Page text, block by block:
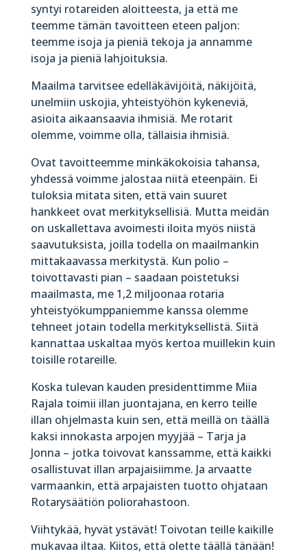
syntyi rotareiden aloitteesta, ja että me
teemme tämän tavoitteen eteen paljon:
teemme isoja ja pieniä tekoja ja annamme
isoja ja pieniä lahjoituksia.
Maailma tarvitsee edelläkävijöitä, näkijöitä,
unelmiin uskojia, yhteistyöhön kykeneviä,
asioita aikaansaavia ihmisiä. Me rotarit
olemme, voimme olla, tällaisia ihmisiä.
Ovat tavoitteemme minkäkokoisia tahansa,
yhdessä voimme jalostaa niitä eteenpäin. Ei
tuloksia mitata siten, että vain suuret
hankkeet ovat merkityksellisiä. Mutta meidän
on uskallettava avoimesti iloita myös niistä
saavutuksista, joilla todella on maailmankin
mittakaavassa merkitystä. Kun polio –
toivottavasti pian – saadaan poistetuksi
maailmasta, me 1,2 miljoonaa rotaria
yhteistyökumppaniemme kanssa olemme
tehneet jotain todella merkityksellistä. Siitä
kannattaa uskaltaa myös kertoa muillekin kuin
toisille rotareille.
Koska tulevan kauden presidenttimme Miia
Rajala toimii illan juontajana, en kerro teille
illan ohjelmasta kuin sen, että meillä on täällä
kaksi innokasta arpojen myyjää – Tarja ja
Jonna – jotka toivovat kanssamme, että kaikki
osallistuvat illan arpajaisiimme. Ja arvaatte
varmaankin, että arpajaisten tuotto ohjataan
Rotarysäätiön poliorahastoon.
Viihtykää, hyvät ystävät! Toivotan teille kaikille
mukavaa iltaa. Kiitos, että olette täällä tänään!